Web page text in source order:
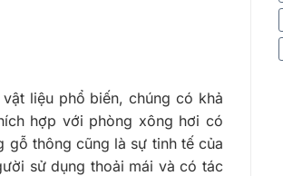
liệu phổ biến, chúng có khả
hợp với phòng xông hơi có
gỗ thông cũng là sự tinh tế của
sử dụng thoải mái và có tác